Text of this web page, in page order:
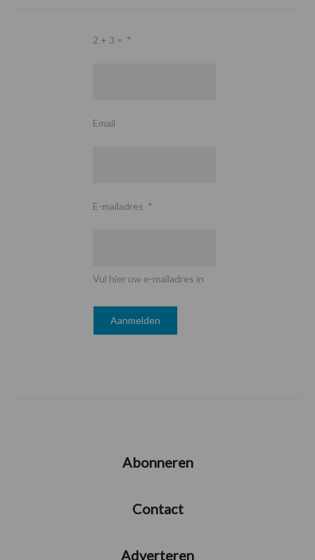
2 + 3 = *
Email
E-mailadres *
Vul hier uw e-mailadres in
Abonneren
Contact
Adverteren